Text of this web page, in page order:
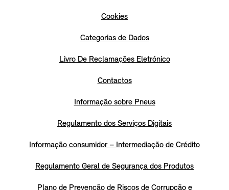
Cookies
Categorias de Dados
Livro De Reclamações Eletrónico
Contactos
Informação sobre Pneus
Regulamento dos Serviços Digitais
Informação consumidor – Intermediação de Crédito
Regulamento Geral de Segurança dos Produtos
Plano de Prevenção de Riscos de Corrupção e